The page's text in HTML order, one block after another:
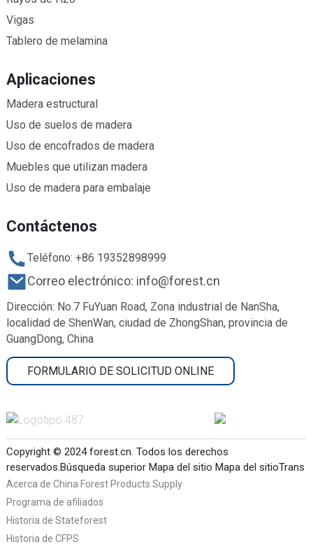
Vigas
Tablero de melamina
Aplicaciones
Madera estructural
Uso de suelos de madera
Uso de encofrados de madera
Muebles que utilizan madera
Uso de madera para embalaje
Contáctenos
Teléfono: +86 19352898999
Correo electrónico: info@forest.cn
Dirección: No.7 FuYuan Road, Zona industrial de NanSha,
localidad de ShenWan, ciudad de ZhongShan, provincia de
GuangDong, China
FORMULARIO DE SOLICITUD ONLINE
Copyright © 2024 forest.cn. Todos los derechos
reservados.Búsqueda superior Mapa del sitio Mapa del sitioTrans
Acerca de China Forest Products Supply
Programa de afiliados
Historia de Stateforest
Historia de CFPS